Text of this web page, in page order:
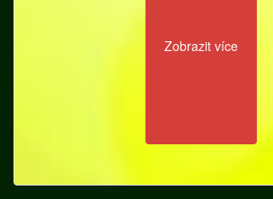
Zobrazit více